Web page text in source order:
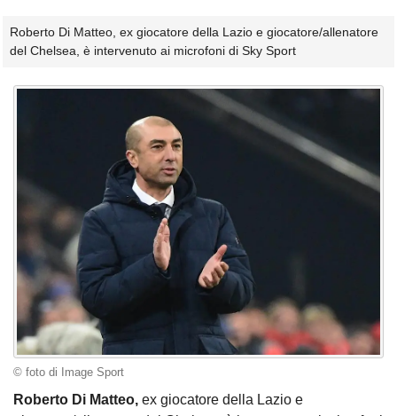
Roberto Di Matteo, ex giocatore della Lazio e giocatore/allenatore
del Chelsea, è intervenuto ai microfoni di Sky Sport
© foto di Image Sport
Roberto Di Matteo, ex giocatore della Lazio e